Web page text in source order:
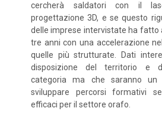
cercherà saldatori con il
progettazione 3D, e se questo
delle imprese intervistate ha fatto
tre anni con una accelerazione
quelle più strutturate. Dati
disposizione del territorio e
categoria ma che saranno
sviluppare percorsi formativi
efficaci per il settore orafo.